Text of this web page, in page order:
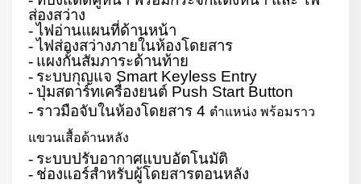
ส่องสว่าง
-ไฟอ่านแผนที่ด้านหน้า
-ไฟส่องสว่างภายในห้องโดยสาร
- แผงกั้นสัมภาระด้านท้าย
- ระบบกุญแจ Smart Keyless Entry
- ปุ่มสตาร์ทเครื่องยนต์ Push Start Button
- ราวมือจับในห้องโดยสาร 4 ตำแหน่ง พร้อมราว
แขวนเสื้อด้านหลัง
- ระบบปรับอากาศแบบอัตโนมัติ
- ช่องแอร์สำหรับผู้โดยสารตอนหลัง